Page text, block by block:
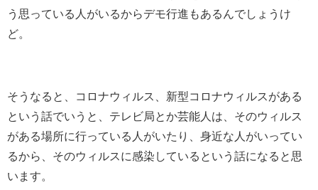
う思っている人がいるからデモ行進もあるんでしょうけ
ど。
そうなると、コロナウィルス、新型コロナウィルスがある
という話でいうと、テレビ局とか芸能人は、そのウィルス
がある場所に行っている人がいたり、身近な人がいってい
るから、そのウィルスに感染しているという話になると思
います。